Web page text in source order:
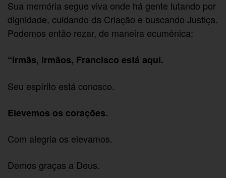
Sua memória segue viva onde há gente lutando por
dignidade, cuidando da Criação e buscando Justiça.
Podemos então rezar, de maneira ecumênica:
“Irmãs, irmãos, Francisco está aqui.
Seu espírito está conosco.
Elevemos os corações.
Com alegria os elevamos.
Demos graças a Deus.